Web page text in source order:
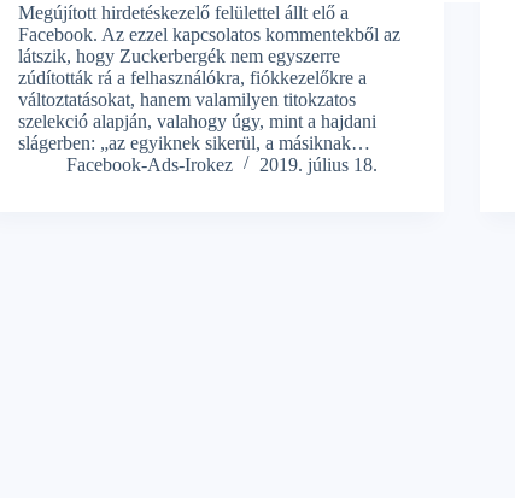
Megújított hirdetéskezelő felülettel állt elő a
Facebook. Az ezzel kapcsolatos kommentekből az
látszik, hogy Zuckerbergék nem egyszerre
zúdították rá a felhasználókra, fiókkezelőkre a
változtatásokat, hanem valamilyen titokzatos
szelekció alapján, valahogy úgy, mint a hajdani
slágerben: „az egyiknek sikerül, a másiknak…
Facebook-Ads-Irokez
2019. július 18.